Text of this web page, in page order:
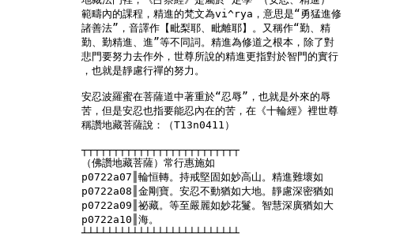
範疇內的課程，精進的梵文為vi^rya，意思是“勇猛進修
諸善法”，音譯作【毗梨耶、毗離耶】。又稱作“勤、精
勤、勤精進、進”等不同詞。精進為修道之根本，除了對
悲門要努力去作外，世尊所說的精進更指對於智門的實行
，也就是靜慮行禪的努力。
安忍波羅蜜在菩薩道中著重於“忍辱”，也就是外來的辱
苦，但是安忍也指要能忍內在的苦，在《十輪經》裡世尊
稱讚地藏菩薩說：（T13n0411）
┬┬┬┬┬┬┬┬┬┬┬┬┬┬┬┬┬┬┬┬┬┬┬┬┬
（佛讚地藏菩薩）常行惠施如
p0722a07║輪恒轉。持戒堅固如妙高山。精進難壞如
p0722a08║金剛寶。安忍不動猶如大地。靜慮深密猶如
p0722a09║祕藏。等至嚴麗如妙花鬘。智慧深廣猶如大
p0722a10║海。
┴┴┴┴┴┴┴┴┴┴┴┴┴┴┴┴┴┴┴┴┴┴┴┴┴